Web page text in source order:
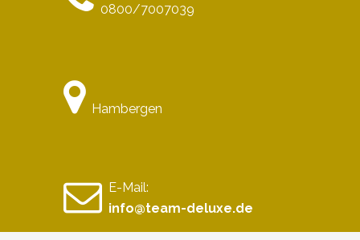
0800/7007039
Hambergen
E-Mail:
info@team-deluxe.de